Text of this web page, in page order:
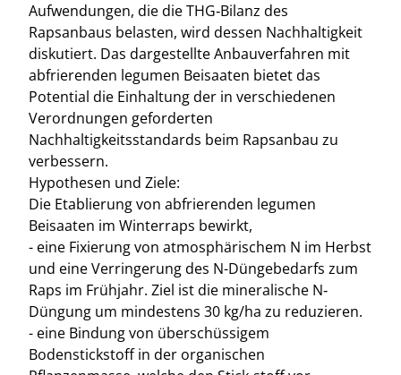
Aufwendungen, die die THG‐Bilanz des
Rapsanbaus belasten, wird dessen Nachhaltigkeit
diskutiert. Das dargestellte Anbauverfahren mit
abfrierenden legumen Beisaaten bietet das
Potential die Einhaltung der in verschiedenen
Verordnungen geforderten
Nachhaltigkeitsstandards beim Rapsanbau zu
verbessern.
Hypothesen und Ziele:
Die Etablierung von abfrierenden legumen
Beisaaten im Winterraps bewirkt,
- eine Fixierung von atmosphärischem N im Herbst
und eine Verringerung des N-Düngebedarfs zum
Raps im Frühjahr. Ziel ist die mineralische N‐
Düngung um mindestens 30 kg/ha zu reduzieren.
- eine Bindung von überschüssigem
Bodenstickstoff in der organischen